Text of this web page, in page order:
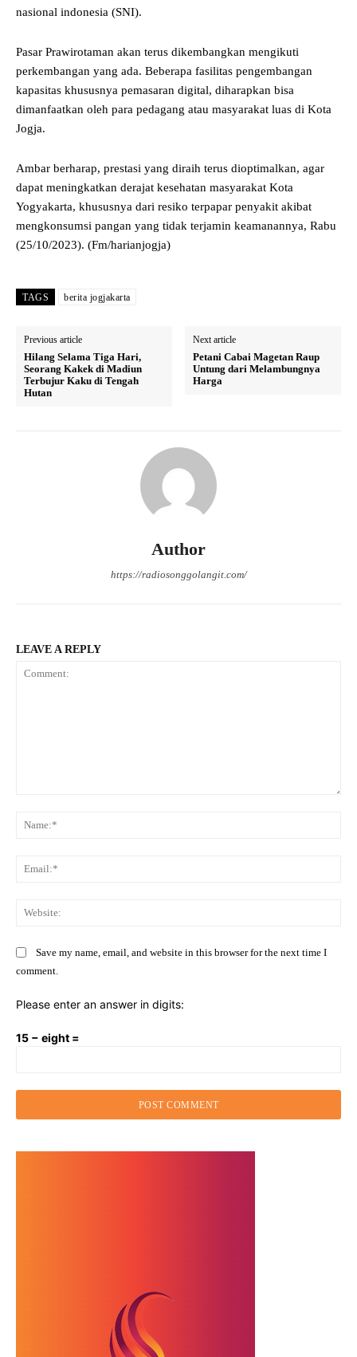
nasional indonesia (SNI).
Pasar Prawirotaman akan terus dikembangkan mengikuti
perkembangan yang ada. Beberapa fasilitas pengembangan
kapasitas khususnya pemasaran digital, diharapkan bisa
dimanfaatkan oleh para pedagang atau masyarakat luas di Kota
Jogja.
Ambar berharap, prestasi yang diraih terus dioptimalkan, agar
dapat meningkatkan derajat kesehatan masyarakat Kota
Yogyakarta, khususnya dari resiko terpapar penyakit akibat
mengkonsumsi pangan yang tidak terjamin keamanannya, Rabu
(25/10/2023). (Fm/harianjogja)
TAGS berita jogjakarta
Previous article
Hilang Selama Tiga Hari,
Seorang Kakek di Madiun
Terbujur Kaku di Tengah
Hutan
Next article
Petani Cabai Magetan Raup
Untung dari Melambungnya
Harga
Author
https://radiosonggolangit.com/
LEAVE A REPLY
Save my name, email, and website in this browser for the next time I
comment.
Please enter an answer in digits:
15 − eight =